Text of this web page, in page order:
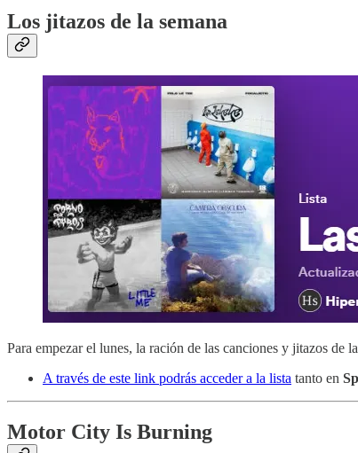
Los jitazos de la semana
Para empezar el lunes, la ración de las canciones y jitazos de
A través de este link podrás acceder a la lista tanto en
Motor City Is Burning